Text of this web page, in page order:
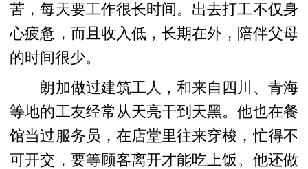
苦，每天要工作很长时间。出去打工不仅身
心疲惫，而且收入低，长期在外，陪伴父母
的时间很少。
朗加做过建筑工人，和来自四川、青海
等地的工友经常从天亮干到天黑。他也在餐
馆当过服务员，在店堂里往来穿梭，忙得不
可开交，要等顾客离开才能吃上饭。他还做